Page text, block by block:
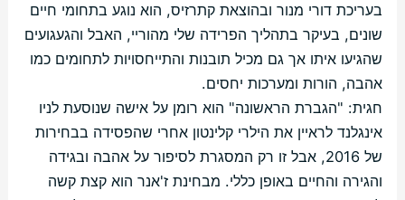
בעריכת דורי מנור ובהוצאת קתרזיס, הוא נוגע בתחומי חיים
שונים, בעיקר בתהליך הפרידה שלי מהוריי, האבל והגעגועים
שהגיעו איתו אך גם מכיל תובנות והתייחסויות לתחומים כמו
אהבה, הורות ומערכות יחסים.
חגית: "הגברת הראשונה" הוא רומן על אישה שנוסעת לניו
אינגלנד לראיין את הילרי קלינטון אחרי שהפסידה בבחירות
של 2016, אבל זו רק המסגרת לסיפור על אהבה ובגידה
והגירה והחיים באופן כללי. מבחינת ז'אנר הוא קצת קשה